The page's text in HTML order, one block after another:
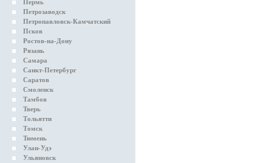
Пермь
Петрозаводск
Петропавловск-Камчатский
Псков
Ростов-на-Дону
Рязань
Самара
Санкт-Петербург
Саратов
Смоленск
Тамбов
Тверь
Тольятти
Томск
Тюмень
Улан-Удэ
Ульяновск